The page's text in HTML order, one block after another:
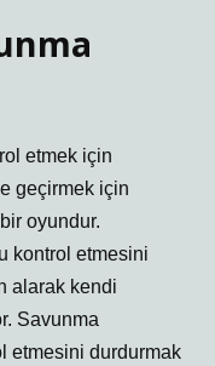
etmek için
geçirmek için
oyundur.
kontrol etmesini
alarak kendi
Savunma
etmesini durdurmak